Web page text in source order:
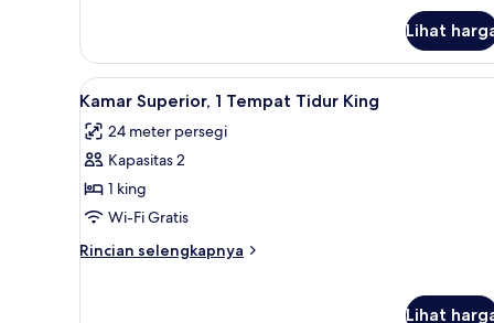
Kamar
Klasik,
1
Tidur
Double
Lihat
Lihat
semua
foto
untuk
Kamar
Superior,
1
Tempat
Kamar Superior, 1 Tempat
9
Kamar Superior, 1 Tempat Tidur King
24 meter persegi
Kapasitas 2
1 king
Wi-Fi Gratis
Rincian selengkapnya
Rincian
Lihat